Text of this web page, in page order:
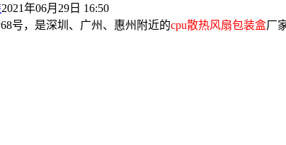
2021年06月29日 16:50
号，是深圳、广州、惠州附近的cpu散热风扇包装盒厂